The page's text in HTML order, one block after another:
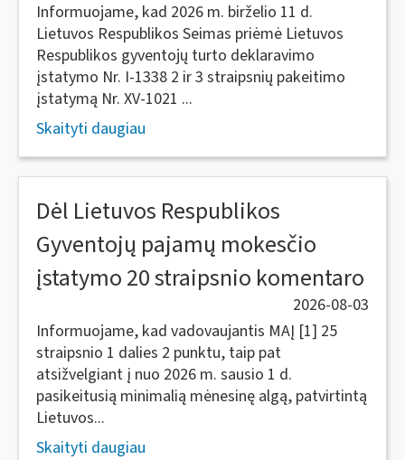
Informuojame, kad 2026 m. birželio 11 d.
Lietuvos Respublikos Seimas priėmė Lietuvos
Respublikos gyventojų turto deklaravimo
įstatymo Nr. I-1338 2 ir 3 straipsnių pakeitimo
įstatymą Nr. XV-1021 ...
Skaityti daugiau
Dėl Lietuvos Respublikos
Gyventojų pajamų mokesčio
įstatymo 20 straipsnio komentaro
2026-08-03
Informuojame, kad vadovaujantis MAĮ [1] 25
straipsnio 1 dalies 2 punktu, taip pat
atsižvelgiant į nuo 2026 m. sausio 1 d.
pasikeitusią minimalią mėnesinę algą, patvirtintą
Lietuvos...
Skaityti daugiau